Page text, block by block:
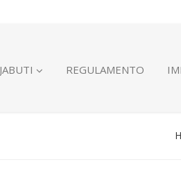
REGULAMENTO